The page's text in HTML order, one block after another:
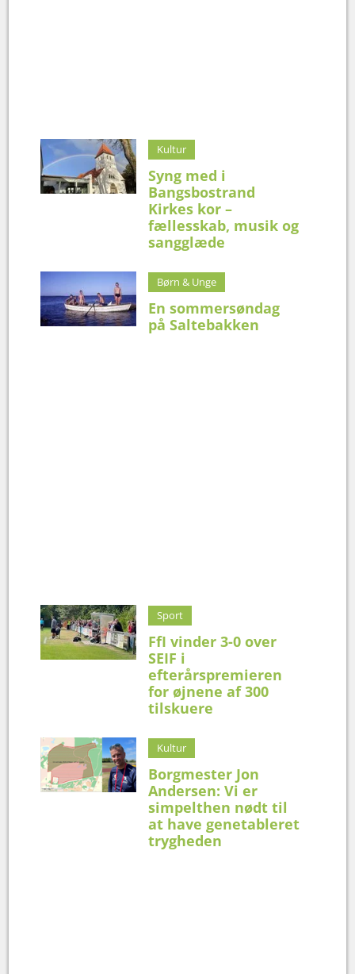
Kultur
Syng med i
Bangsbostrand
Kirkes kor –
fællesskab, musik og
sangglæde
Børn & Unge
En sommersøndag
på Saltebakken
Sport
FfI vinder 3-0 over
SEIF i
efterårspremieren
for øjnene af 300
tilskuere
Kultur
Borgmester Jon
Andersen: Vi er
simpelthen nødt til
at have genetableret
trygheden